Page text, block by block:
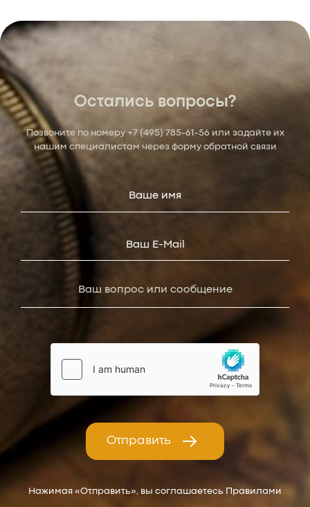
Остались вопросы?
Позвоните по номеру +7 (495) 785-61-56 или задайте их
нашим специалистам через форму обратной связи
Отправить
Нажимая «Отправить», вы соглашаетесь Правилами